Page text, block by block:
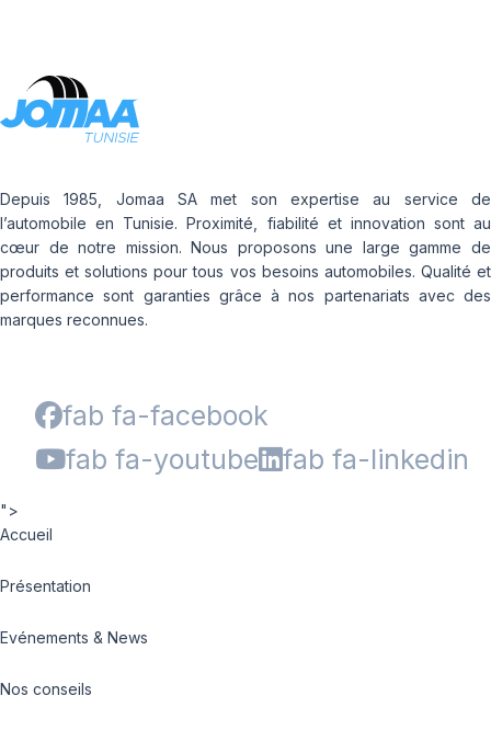
Depuis 1985, Jomaa SA met son expertise au service de
l’automobile en Tunisie. Proximité, fiabilité et innovation sont au
cœur de notre mission. Nous proposons une large gamme de
produits et solutions pour tous vos besoins automobiles. Qualité et
performance sont garanties grâce à nos partenariats avec des
marques reconnues.
fab fa-facebook
fab fa-youtube
fab fa-linkedin
">
Accueil
Présentation
Evénements & News
Nos conseils